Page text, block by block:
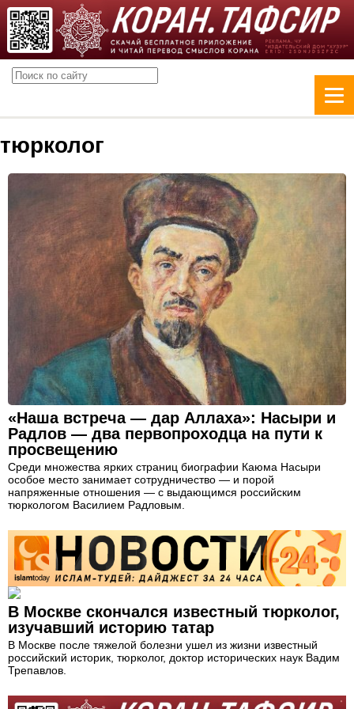
тюрколог
«Наша встреча — дар Аллаха»: Насыри и
Радлов — два первопроходца на пути к
просвещению
Среди множества ярких страниц биографии Каюма Насыри
особое место занимает сотрудничество — и порой
напряженные отношения — с выдающимся российским
тюркологом Василием Радловым.
В Москве скончался известный тюрколог,
изучавший историю татар
В Москве после тяжелой болезни ушел из жизни известный
российский историк, тюрколог, доктор исторических наук Вадим
Трепавлов.